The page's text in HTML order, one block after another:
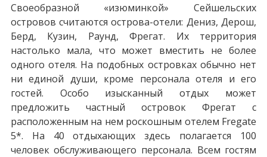
Своеобразной «изюминкой» Сейшельских
островов считаются острова-отели: Дениз, Дерош,
Берд, Кузин, Раунд, Фрегат. Их территория
настолько мала, что может вместить не более
одного отеля. На подобных островках обычно нет
ни единой души, кроме персонала отеля и его
гостей. Особо изысканный отдых может
предложить частный островок Фрегат с
расположенным на нем роскошным отелем Fregate
5*. На 40 отдыхающих здесь полагается 100
человек обслуживающего персонала. Всем гостям